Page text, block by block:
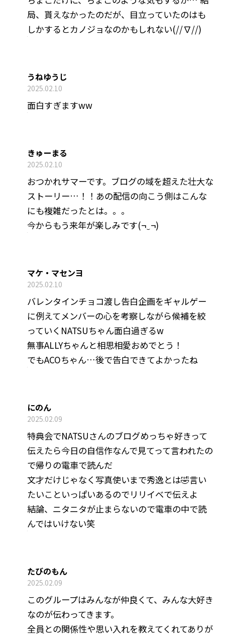
局、貰えなかったのだが、目立っていたのはも
しかするとカノジョなのかもしれない(//∇//)
うねゆうじ
2025.02.10
面白すぎますww
きゅーまる
2025.02.10
おつかれサマーです。ブログの域を超えた壮大な
ストーリー…！！あの配信の向こう側はこんな
にも複雑だったとは。。。
今からもう来年が楽しみです(¬‿¬)
マケ・マセンヨ
2025.02.10
バレンタインチョコ渡し告白企画をギャルゲー
に例えてメンバーの心を考察しながら候補を絞
っていくNATSUちゃん面白過ぎるw
無事ALLYちゃんと相思相愛おめでとう！
でもACOちゃん…後で告白できてよかったね
にのん
2025.02.09
特典会でNATSUさんのブログめっちゃ好きって
伝えたら今日の自信作なんで見てって言われたの
で帰りの電車で読んだ
文才だけじゃなく写真使いまで秀逸とは🤣言い
たいこといっぱいあるのでリリイベで伝えよ
結論、ニタニタが止まらないので電車の中で読
んではいけない笑
たびのもん
2025.02.09
このグループはみんなが仲良くて、みんな大好き
なのが伝わってきます。
全員との関係性や思い入れを教えてくれてありが